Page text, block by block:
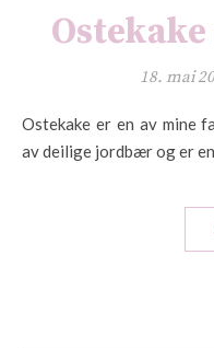
18. mai
Ostekake er en av mine favoritter. Denne kaken er stappfull
av deilige jordbær og er